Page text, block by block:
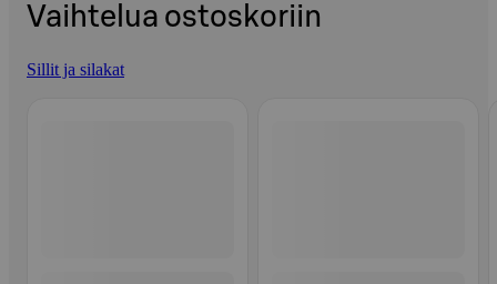
Vaihtelua ostoskoriin
Sillit ja silakat